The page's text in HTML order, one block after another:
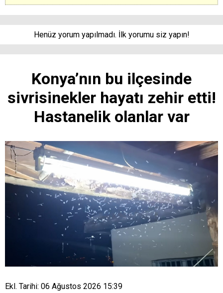
Henüz yorum yapılmadı. İlk yorumu siz yapın!
Konya’nın bu ilçesinde
sivrisinekler hayatı zehir etti!
Hastanelik olanlar var
Ekl. Tarihi: 06 Ağustos 2026 15:39